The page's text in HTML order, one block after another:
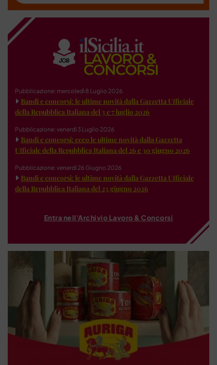
Pubblicazione: mercoledì 8 Luglio 2026
Bandi e concorsi: le ultime novità dalla Gazzetta Ufficiale
della Repubblica Italiana del 3 e 7 luglio 2026
Pubblicazione: venerdì 3 Luglio 2026
Bandi e concorsi: ecco le ultime novità dalla Gazzetta
Ufficiale della Repubblica Italiana del 26 e 30 giugno 2026
Pubblicazione: venerdì 26 Giugno 2026
Bandi e concorsi: le ultime novità dalla Gazzetta Ufficiale
della Repubblica Italiana del 23 giugno 2026
Entra nell'Archivio Lavoro & Concorsi